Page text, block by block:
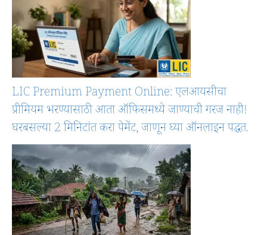
LIC Premium Payment Online: एलआयसीचा
प्रीमियम भरण्यासाठी आता ऑफिसमध्ये जाण्याची गरज नाही!
घरबसल्या 2 मिनिटांत करा पेमेंट, जाणून घ्या ऑनलाइन पद्धत.